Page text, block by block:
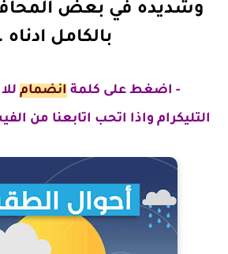
وشديده في بعض
بالكامل ادناه
- اضغط على كلمة انضمام
التليكرام واذا اتحب اتابعنا من